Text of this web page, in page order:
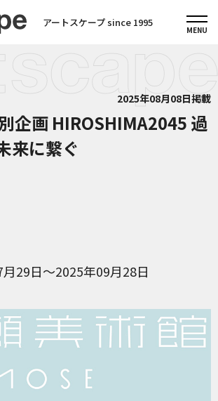
アートスケープ since 1995
2025年08月08日掲載
企画 HIROSHIMA2045 過
来に繋ぐ
29日～2025年09月28日